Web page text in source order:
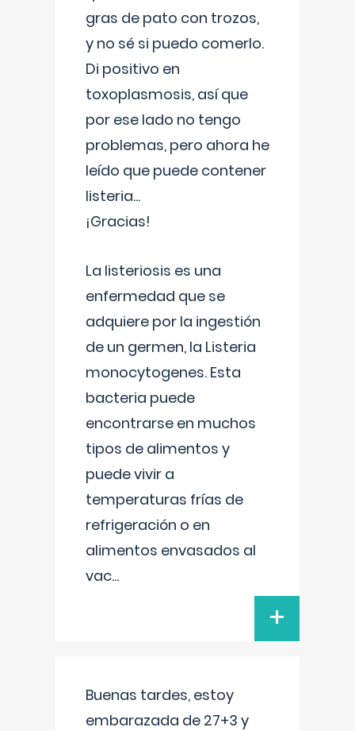
gras de pato con trozos,
y no sé si puedo comerlo.
Di positivo en
toxoplasmosis, así que
por ese lado no tengo
problemas, pero ahora he
leído que puede contener
listeria...
¡Gracias!
La listeriosis es una
enfermedad que se
adquiere por la ingestión
de un germen, la Listeria
monocytogenes. Esta
bacteria puede
encontrarse en muchos
tipos de alimentos y
puede vivir a
temperaturas frías de
refrigeración o en
alimentos envasados al
vac...
+
Buenas tardes, estoy
embarazada de 27+3 y